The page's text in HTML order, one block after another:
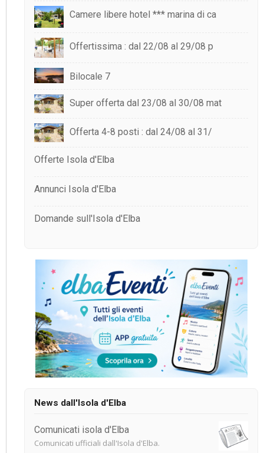
Camere libere hotel *** marina di ca
Offertissima : dal 22/08 al 29/08 p
Bilocale 7
Super offerta dal 23/08 al 30/08 mat
Offerta 4-8 posti : dal 24/08 al 31/
Offerte Isola d'Elba
Annunci Isola d'Elba
Domande sull'Isola d'Elba
News dall'Isola d'Elba
Comunicati isola d'Elba
Comunicati ufficiali dall'Isola d'Elba.